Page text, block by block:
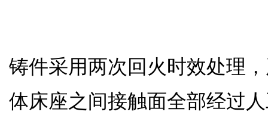
铸件采用两次回火时效处理
体床座之间接触面全部经过